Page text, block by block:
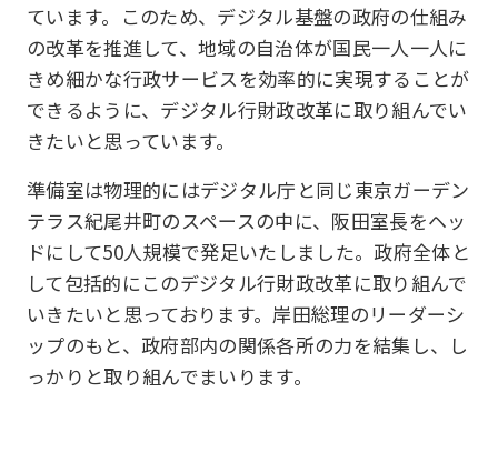
ています。このため、デジタル基盤の政府の仕組み
の改革を推進して、地域の自治体が国民一人一人に
きめ細かな行政サービスを効率的に実現することが
できるように、デジタル行財政改革に取り組んでい
きたいと思っています。
準備室は物理的にはデジタル庁と同じ東京ガーデン
テラス紀尾井町のスペースの中に、阪田室長をヘッ
ドにして50人規模で発足いたしました。政府全体と
して包括的にこのデジタル行財政改革に取り組んで
いきたいと思っております。岸田総理のリーダーシ
ップのもと、政府部内の関係各所の力を結集し、し
っかりと取り組んでまいります。